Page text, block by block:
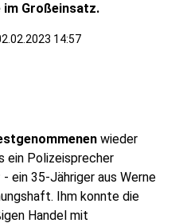
im Großeinsatz.
14:57
wieder
ein Polizeisprecher
- ein 35-Jähriger aus Werne
Ihm konnte die
Handel mit